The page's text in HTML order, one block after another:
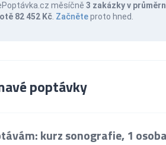
měsíčně 3 zakázky v
82 452 Kč Začněteproto hned.
poptávky
kurz sonografie, 1